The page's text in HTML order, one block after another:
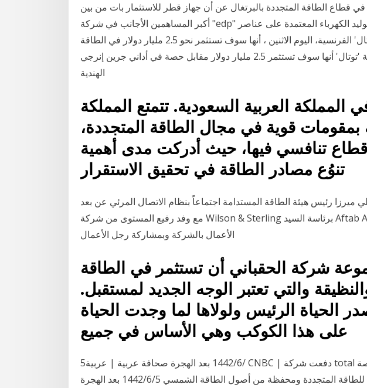
قطاع الطاقة المتجددة بالبرتغال عن أن جهاز قطر للاستثمار بات من بين
أكبر المساهمين الأجانب في شركة "edp" البرتغالية الناشطة في قطاع توليد الكهرباء المعتمدة على عناصر
الطاقة أعلنت شركة 'توتال' الفرنسية، اليوم الاثنين ، أنها سوف تستثمر نحو 2.5 مليار دولار في الطاقة
الشمسية بالهند. وقالت شركة 'توتال' أنها سوف تستثمر 2.5 مليار دولار مقابل حصة في أداني جرين إنرجي
الهندية
المملكة العربية السعودية. تتمتع المملكة
بمقومات قوية في مجال الطاقة المتجددة،
تنافسي فيها، حيث أدركت مدى أهمية
تنوُع مصادر الطاقة في تحقيق الاستقرار
ميرزا رئيس هيئة الطاقة المستدامة اجتماعاً بنظام الاتصال المرئي عن بعد
مع وفد رفيع المستوى من شركة Wilson & Sterling برئاسة السيد Aftab Alam مستشار أول لتطوير
الأعمال بالشركة وبمشاركة رجل الأعمال
شركة الحقباني أن تستثمر في الطاقة
والتي تعتبر الوجه الجديد لمستقبل.
الرئيس ولولاها لما وجدت الحياة
على هذا الكوكب وهي الأساس في جميع
5‏‏/6‏‏/1442 بعد الهجرة صحافة عربية | عربية CNBC | دفعت شركة total حوالي 2 5 مليار دولار مقابل حصة
في أداني جرين إنرجي الهندية للطاقة المتجددة ومحفظة من أصول الطاقة الشمسي 5‏‏/6‏‏/1442 بعد الهجرة